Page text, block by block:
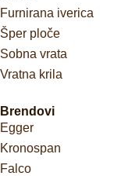
Furnirana iverica
Šper ploče
Sobna vrata
Vratna krila
Brendovi
Egger
Kronospan
Falco